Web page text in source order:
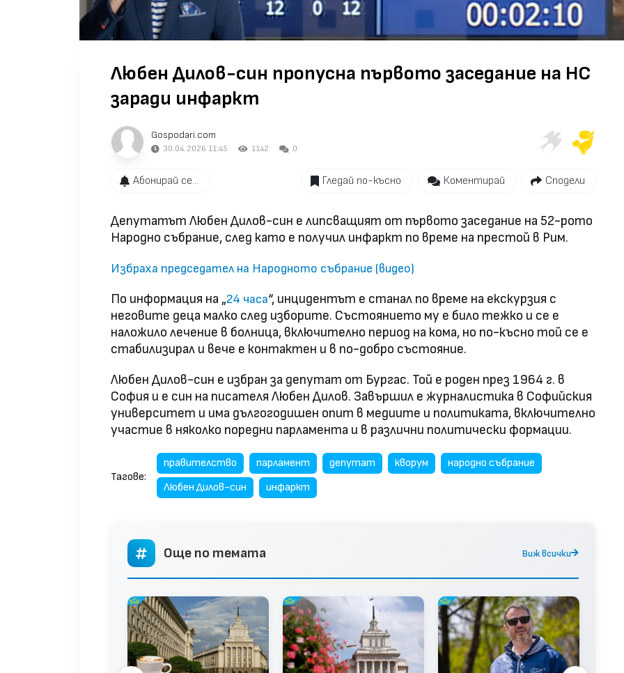
Любен Дилов-син пропусна първото заседание на НС
заради инфаркт
Gospodari.com
30.04.2026 11:45 1142 0
Абонирай се... Гледай по-късно Коментирай Сподели
Депутатът Любен Дилов-син е липсващият от първото заседание на 52-рото
Народно събрание, след като е получил инфаркт по време на престой в Рим.
Избраха председател на Народното събрание (видео)
По информация на „24 часа“, инцидентът е станал по време на екскурзия с
неговите деца малко след изборите. Състоянието му е било тежко и се е
наложило лечение в болница, включително период на кома, но по-късно той се е
стабилизирал и вече е контактен и в по-добро състояние.
Любен Дилов-син е избран за депутат от Бургас. Той е роден през 1964 г. в
София и е син на писателя Любен Дилов. Завършил е журналистика в Софийския
университет и има дългогодишен опит в медиите и политиката, включително
участие в няколко поредни парламента и в различни политически формации.
Тагове:
правителство парламент депутат кворум
народно събрание
Любен Дилов-син
инфаркт
Още по темата Виж всички